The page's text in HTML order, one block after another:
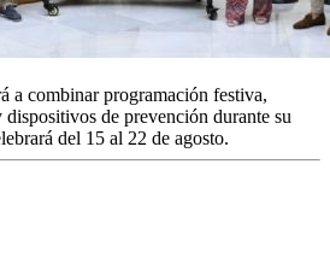
a combinar programación festiva,
de prevención durante su
del 15 al 22 de agosto.